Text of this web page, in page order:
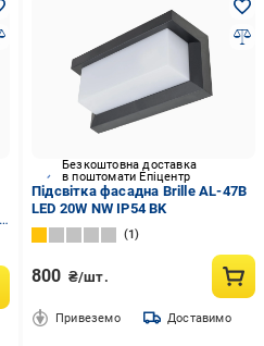
Безкоштовна доставка
в поштомати Епіцентр
Підсвітка фасадна Brille AL-47B
LED 20W NW IP54 BK
1
800 ₴/шт.
Привеземо Доставимо